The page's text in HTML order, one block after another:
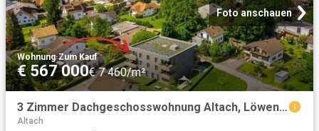
Foto anschauen
Wohnung·Zum Kauf
€ 567 000€ 7 460/m²
3 Zimmer Dachgeschosswohnung Altach, Löwengasse / Top 6
Altach